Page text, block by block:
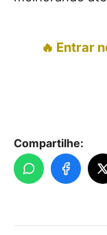
🔥 Entrar
Compartilhe: